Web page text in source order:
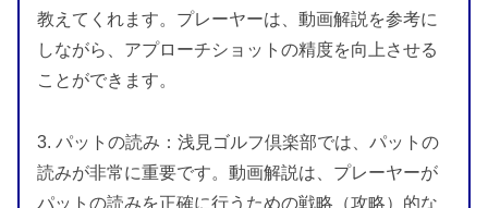
教えてくれます。プレーヤーは、動画解説を参考に
しながら、アプローチショットの精度を向上させる
ことができます。
3. パットの読み：浅見ゴルフ倶楽部では、パットの
読みが非常に重要です。動画解説は、プレーヤーが
パットの読みを正確に行うための戦略（攻略）的な